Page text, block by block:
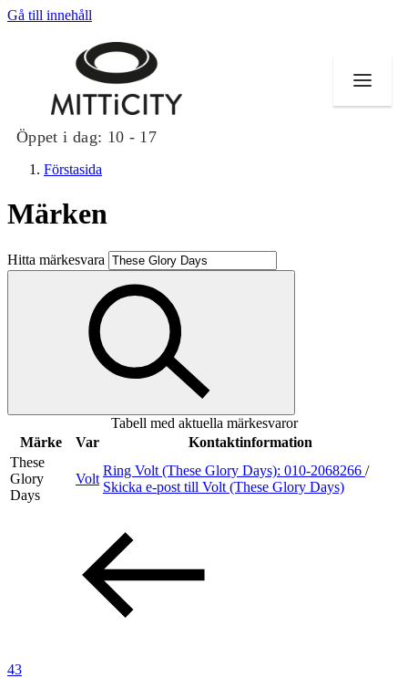
Gå till innehåll
Öppet i dag: 10 - 17
Butiker
Evenemang
Erbjudanden
Inspiration
Sök
Praktisk information
Lediga jobb
Förstasida
Märken
Hitta märkesvara
Tabell med aktuella märkesvaror
Märke
Var
Kontaktinformation
These
Glory
Days
Volt
Ring Volt (These Glory Days): 010-2068266 /
Skicka e-post till Volt (These Glory Days)
43